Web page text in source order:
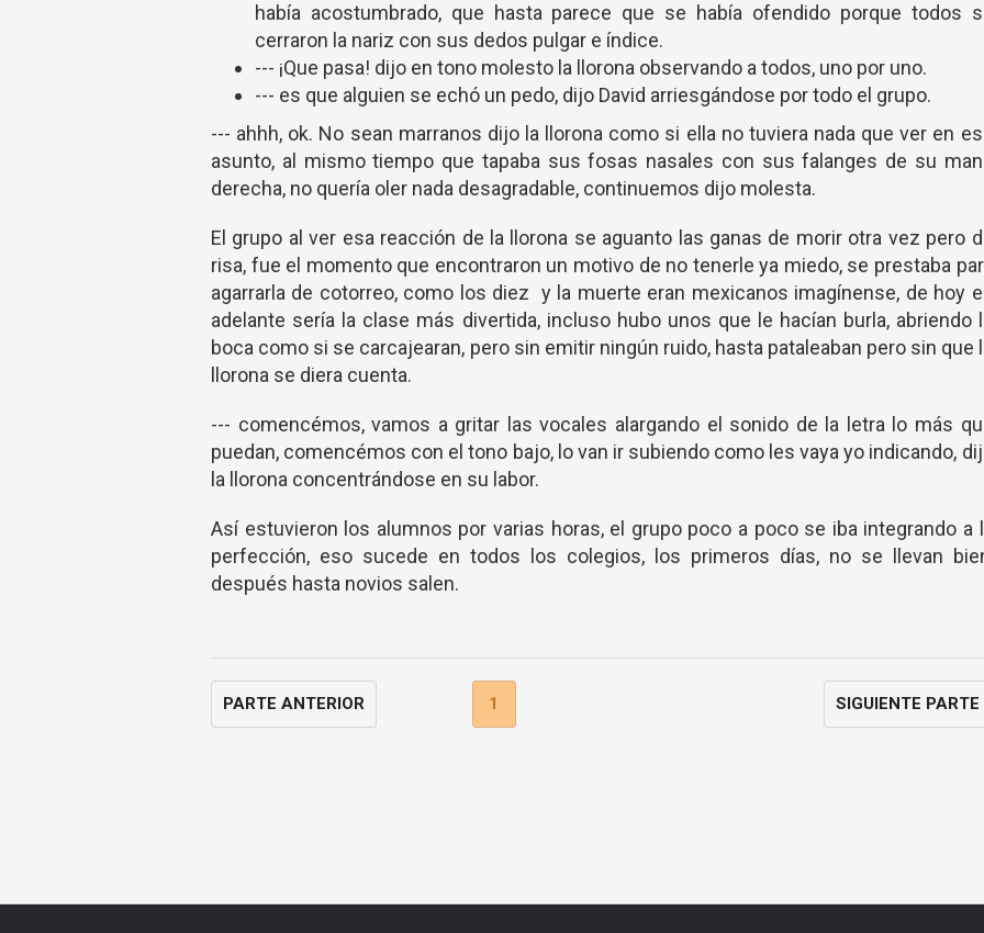
había acostumbrado, que hasta parece que se había ofendido porque todos
cerraron la nariz con sus dedos pulgar e índice.
--- ¡Que pasa! dijo en tono molesto la llorona observando a todos, uno por uno.
--- es que alguien se echó un pedo, dijo David arriesgándose por todo el grupo.
--- ahhh, ok. No sean marranos dijo la llorona como si ella no tuviera nada que ver en
asunto, al mismo tiempo que tapaba sus fosas nasales con sus falanges de su
derecha, no quería oler nada desagradable, continuemos dijo molesta.
El grupo al ver esa reacción de la llorona se aguanto las ganas de morir otra vez pero
risa, fue el momento que encontraron un motivo de no tenerle ya miedo, se prestaba
agarrarla de cotorreo, como los diez y la muerte eran mexicanos imagínense, de hoy
adelante sería la clase más divertida, incluso hubo unos que le hacían burla, abriendo
boca como si se carcajearan, pero sin emitir ningún ruido, hasta pataleaban pero sin que
llorona se diera cuenta.
--- comencémos, vamos a gritar las vocales alargando el sonido de la letra lo más
puedan, comencémos con el tono bajo, lo van ir subiendo como les vaya yo indicando,
la llorona concentrándose en su labor.
Así estuvieron los alumnos por varias horas, el grupo poco a poco se iba integrando a
perfección, eso sucede en todos los colegios, los primeros días, no se llevan
después hasta novios salen.
PARTE ANTERIOR 1 SIGUIENTE PARTE